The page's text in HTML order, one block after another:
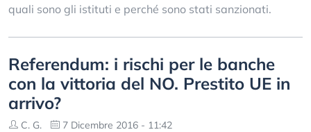
quali sono gli istituti e perché sono stati sanzionati.
Referendum: i rischi per le banche
con la vittoria del NO. Prestito UE in
arrivo?
C. G. 7 Dicembre 2016 - 11:42